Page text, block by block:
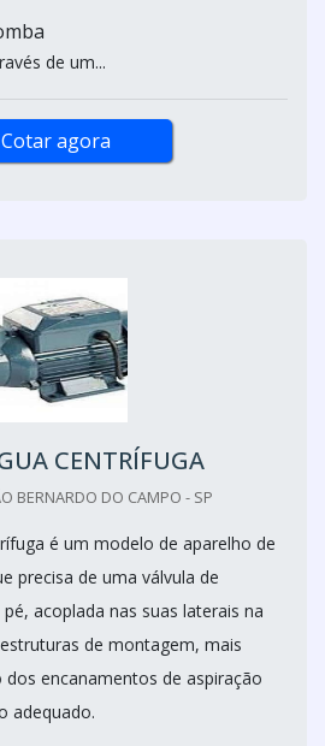
de um...
Cotar agora
CENTRÍFUGA
BERNARDO DO CAMPO - SP
é um modelo de aparelho de
precisa de uma válvula de
acoplada nas suas laterais na
de montagem, mais
encanamentos de aspiração
adequado.